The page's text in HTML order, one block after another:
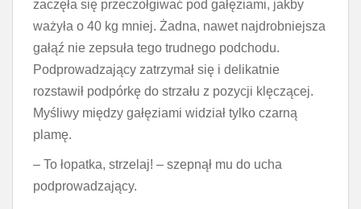
zaczęła się przeczołgiwać pod gałęziami, jakby
ważyła o 40 kg mniej. Żadna, nawet najdrobniejsza
gałąź nie zepsuła tego trudnego podchodu.
Podprowadzający zatrzymał się i delikatnie
rozstawił podpórkę do strzału z pozycji klęczącej.
Myśliwy między gałęziami widział tylko czarną
plamę.
– To łopatka, strzelaj! – szepnął mu do ucha
podprowadzający.